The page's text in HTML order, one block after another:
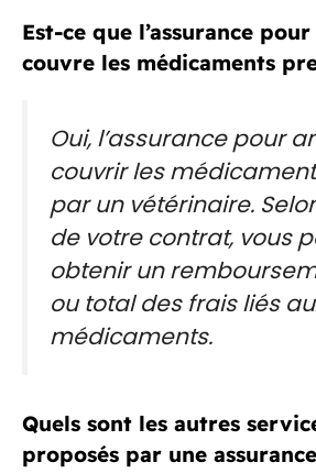
Est-ce que l’assurance
couvre les médicaments
Oui, l’assurance pour
couvrir les
par un vétérinaire.
de votre contrat, vous
obtenir un
ou total des frais liés
médicaments.
Quels sont les autres
proposés par une